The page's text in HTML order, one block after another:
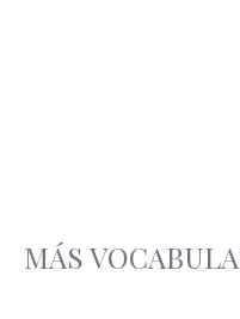
MÁS